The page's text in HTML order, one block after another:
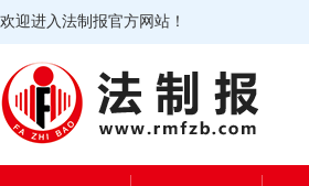
欢迎进入法制报官方网站！